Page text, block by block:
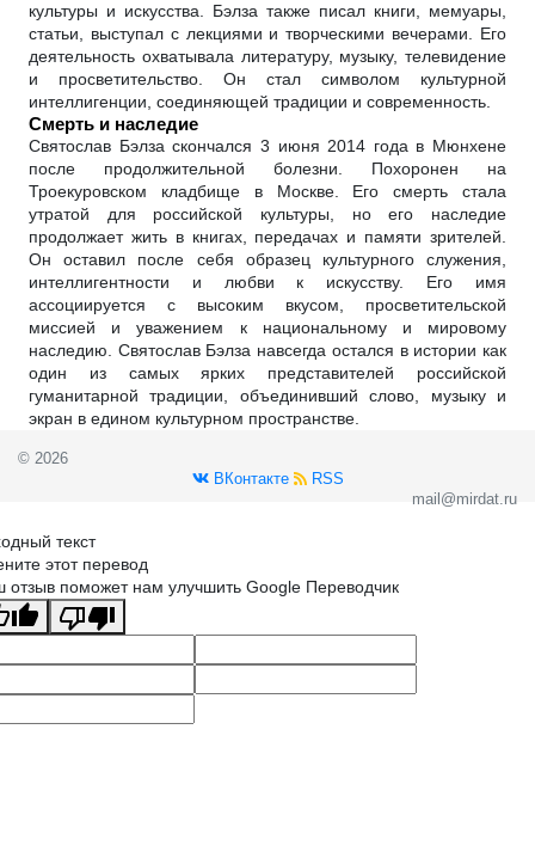
культуры и искусства. Бэлза также писал книги, мемуары,
статьи, выступал с лекциями и творческими вечерами. Его
деятельность охватывала литературу, музыку, телевидение
и просветительство. Он стал символом культурной
интеллигенции, соединяющей традиции и современность.
Смерть и наследие
Святослав Бэлза скончался 3 июня 2014 года в Мюнхене
после продолжительной болезни. Похоронен на
Троекуровском кладбище в Москве. Его смерть стала
утратой для российской культуры, но его наследие
продолжает жить в книгах, передачах и памяти зрителей.
Он оставил после себя образец культурного служения,
интеллигентности и любви к искусству. Его имя
ассоциируется с высоким вкусом, просветительской
миссией и уважением к национальному и мировому
наследию. Святослав Бэлза навсегда остался в истории как
один из самых ярких представителей российской
гуманитарной традиции, объединивший слово, музыку и
экран в едином культурном пространстве.
© 2026
ВКонтакте
RSS
mail@mirdat.ru
текст
этот перевод
отзыв поможет нам улучшить Google Переводчик